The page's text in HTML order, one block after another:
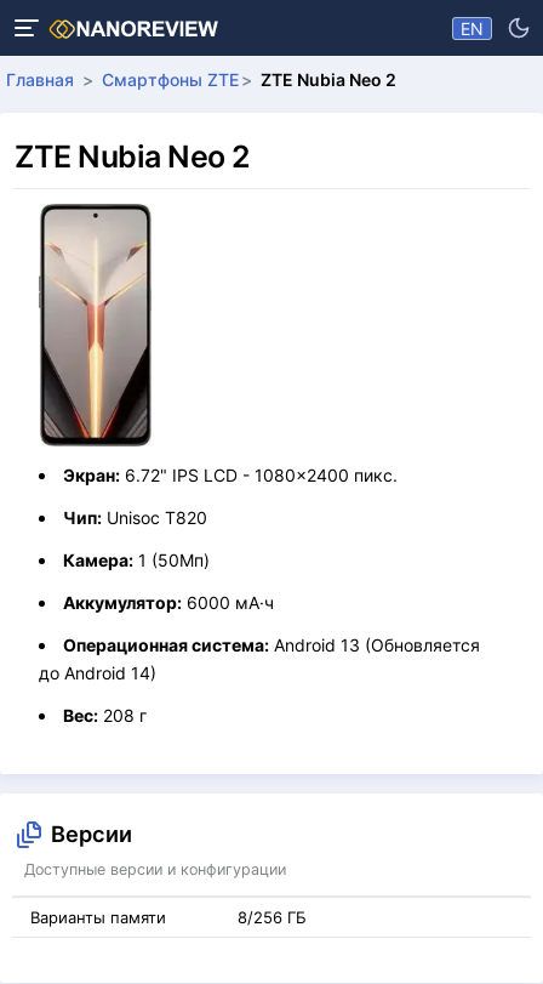
EN
Главная Смартфоны ZTE ZTE Nubia Neo 2
ZTE Nubia Neo 2
Экран: 6.72" IPS LCD - 1080x2400 пикс.
Чип: Unisoc T820
Камера: 1 (50Мп)
Аккумулятор: 6000 мА·ч
Операционная система: Android 13 (Обновляется
до Android 14)
Вес: 208 г
Версии
Доступные версии и конфигурации
Варианты памяти 8/256 ГБ